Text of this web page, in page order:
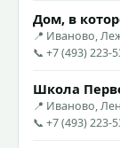
Дом, в
📍 Иваново,
📞 +7 (493) 223-
Школа
📍 Иваново,
📞 +7 (493) 223-